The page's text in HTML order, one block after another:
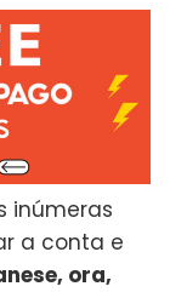
inúmeras
a conta e
ora,